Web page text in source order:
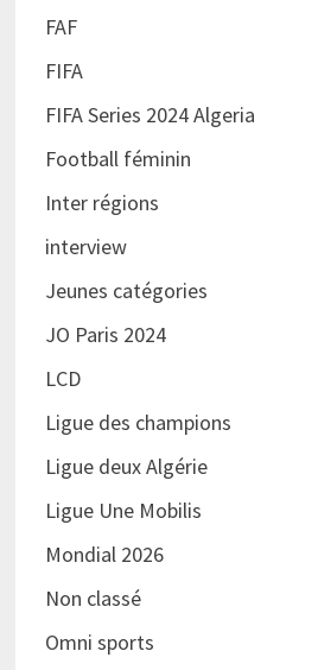
FAF
FIFA
FIFA Series 2024 Algeria
Football féminin
Inter régions
interview
Jeunes catégories
JO Paris 2024
LCD
Ligue des champions
Ligue deux Algérie
Ligue Une Mobilis
Mondial 2026
Non classé
Omni sports